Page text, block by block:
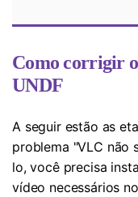
Como corrigir
UNDF
A seguir estão as
problema "VLC não
lo, você precisa
vídeo necessários